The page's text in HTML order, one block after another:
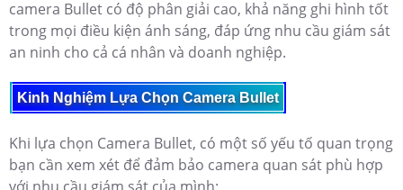
camera Bullet có độ phân giải cao, khả năng ghi hình tốt
trong mọi điều kiện ánh sáng, đáp ứng nhu cầu giám sát
an ninh cho cả cá nhân và doanh nghiệp.
Kinh Nghiệm Lựa Chọn Camera Bullet
Khi lựa chọn Camera Bullet, có một số yếu tố quan trọng
bạn cần xem xét để đảm bảo camera quan sát phù hợp
với nhu cầu giám sát của mình: